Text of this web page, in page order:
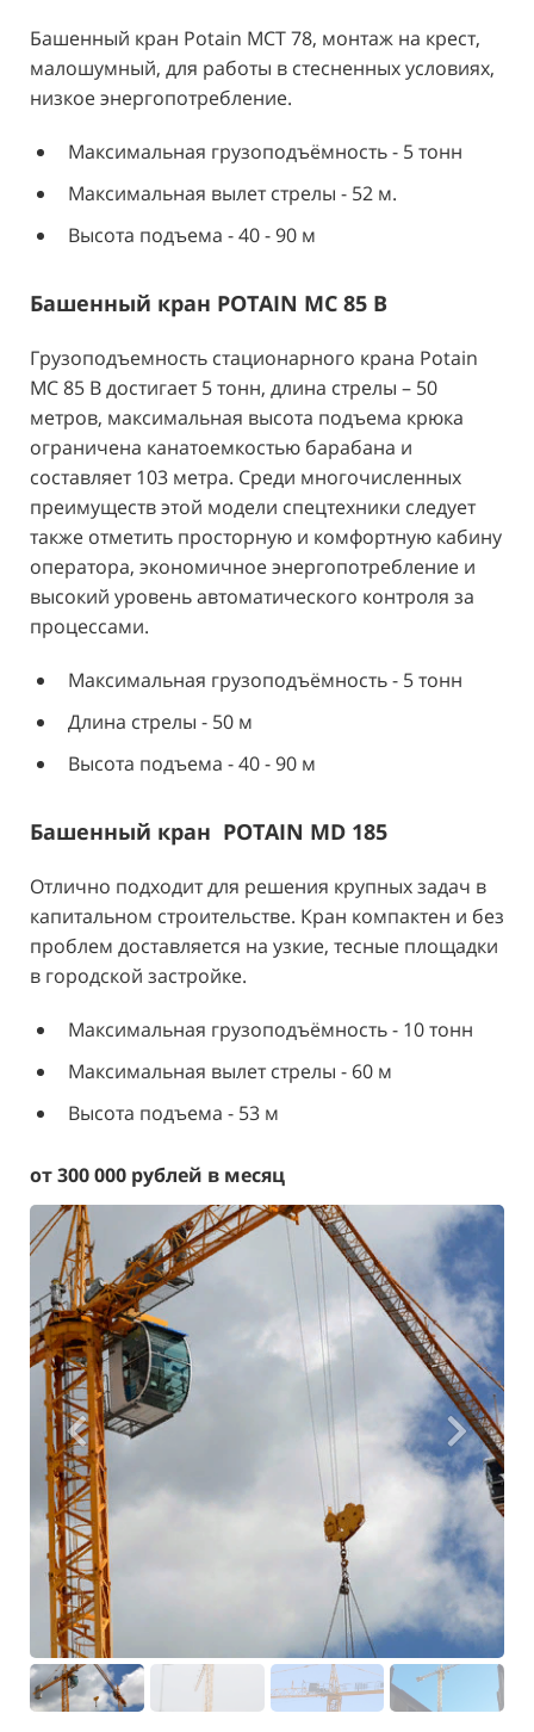
Башенный кран Potain MCT 78, монтаж на крест,
малошумный, для работы в стесненных условиях,
низкое энергопотребление.
Максимальная грузоподъёмность - 5 тонн
Максимальная вылет стрелы - 52 м.
Высота подъема - 40 - 90 м
Башенный кран POTAIN MC 85 В
Грузоподъемность стационарного крана Potain
MC 85 B достигает 5 тонн, длина стрелы – 50
метров, максимальная высота подъема крюка
ограничена канатоемкостью барабана и
составляет 103 метра. Среди многочисленных
преимуществ этой модели спецтехники следует
также отметить просторную и комфортную кабину
оператора, экономичное энергопотребление и
высокий уровень автоматического контроля за
процессами.
Максимальная грузоподъёмность - 5 тонн
Длина стрелы - 50 м
Высота подъема - 40 - 90 м
Башенный кран POTAIN MD 185
Отлично подходит для решения крупных задач в
капитальном строительстве. Кран компактен и без
проблем доставляется на узкие, тесные площадки
в городской застройке.
Максимальная грузоподъёмность - 10 тонн
Максимальная вылет стрелы - 60 м
Высота подъема - 53 м
от300 000 рублей в месяц